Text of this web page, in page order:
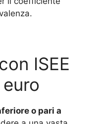
ISEE
o pari a